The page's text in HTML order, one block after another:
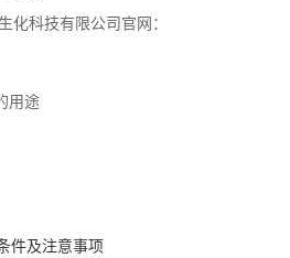
化科技有限公司官网：
用途
件及注意事项